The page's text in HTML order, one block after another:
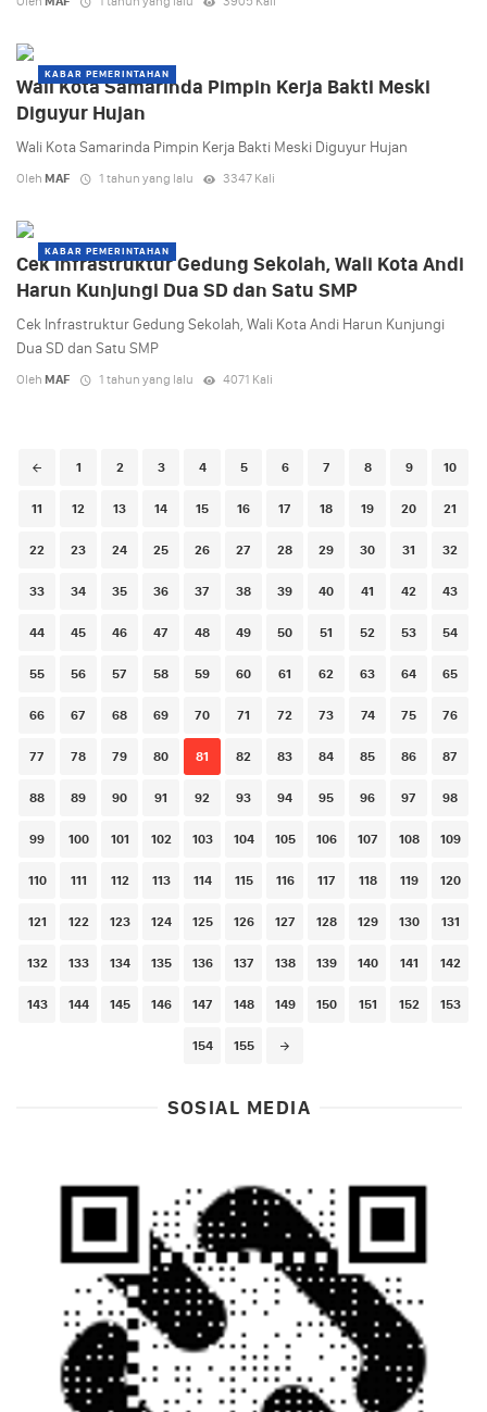
KABAR PEMERINTAHAN
Wali Kota Samarinda Pimpin Kerja Bakti Meski
Diguyur Hujan
Wali Kota Samarinda Pimpin Kerja Bakti Meski Diguyur Hujan
Oleh MAF 1 tahun yang lalu 3347 Kali
KABAR PEMERINTAHAN
Cek Infrastruktur Gedung Sekolah, Wali Kota Andi
Harun Kunjungi Dua SD dan Satu SMP
Cek Infrastruktur Gedung Sekolah, Wali Kota Andi Harun Kunjungi
Dua SD dan Satu SMP
Oleh MAF 1 tahun yang lalu 4071 Kali
Posts
1 2 3 4 5 6 7 8 9 10
11 12 13 14 15 16 17 18 19 20 21
22 23 24 25 26 27 28 29 30 31 32
33 34 35 36 37 38 39 40 41 42 43
44 45 46 47 48 49 50 51 52 53 54
55 56 57 58 59 60 61 62 63 64 65
66 67 68 69 70 71 72 73 74 75 76
77 78 79 80 81 82 83 84 85 86 87
88 89 90 91 92 93 94 95 96 97 98
99 100 101 102 103 104 105 106 107 108 109
110 111 112 113 114 115 116 117 118 119 120
121 122 123 124 125 126 127 128 129 130 131
132 133 134 135 136 137 138 139 140 141 142
143 144 145 146 147 148 149 150 151 152 153
154 155
SOSIAL MEDIA